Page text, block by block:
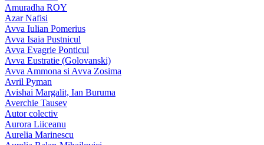
Amuradha ROY
Azar Nafisi
Avva Iulian Pomerius
Avva Isaia Pustnicul
Avva Evagrie Ponticul
Avva Eustratie (Golovanski)
Avva Ammona si Avva Zosima
Avril Pyman
Avishai Margalit, Ian Buruma
Averchie Tausev
Autor colectiv
Aurora Liiceanu
Aurelia Marinescu